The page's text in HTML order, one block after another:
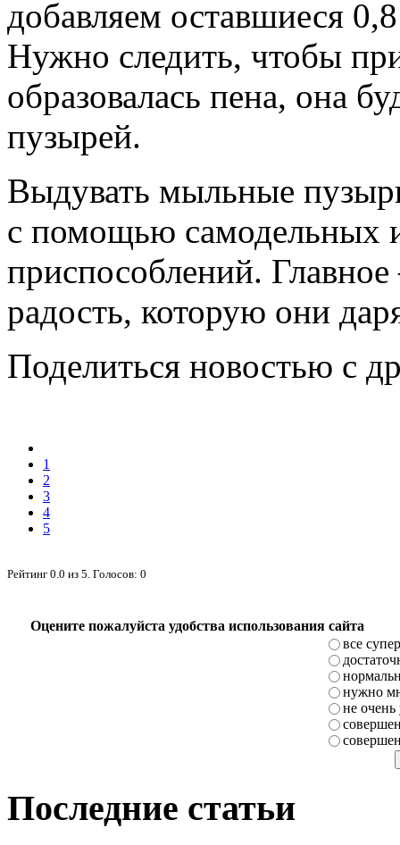
добавляем оставшиеся
Нужно следить, чтобы
образовалась пена, она
пузырей.
Выдувать мыльные
с помощью самодельных
приспособлений.
радость, которую они
Поделиться новостью с
1
2
3
4
5
Рейтинг 0.0 из 5 . Голосов: 0
Оцените пожалуйста удобства использования сайта
все супер
нужно
не очень
Последние статьи